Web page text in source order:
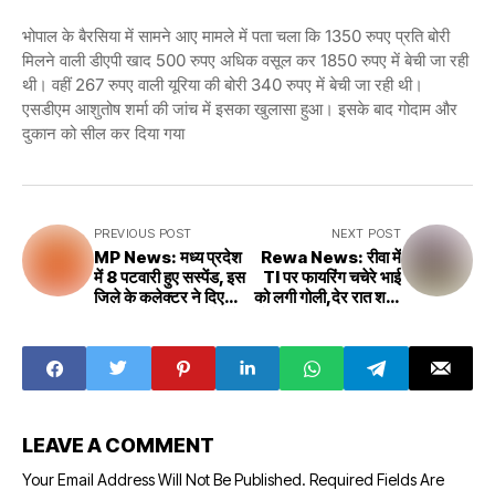
भोपाल के बैरसिया में सामने आए मामले में पता चला कि 1350 रुपए प्रति बोरी
मिलने वाली डीएपी खाद 500 रुपए अधिक वसूल कर 1850 रुपए में बेची जा रही
थी। वहीं 267 रुपए वाली यूरिया की बोरी 340 रुपए में बेची जा रही थी।
एसडीएम आशुतोष शर्मा की जांच में इसका खुलासा हुआ। इसके बाद गोदाम और
दुकान को सील कर दिया गया
PREVIOUS POST
MP News: मध्य प्रदेश
में 8 पटवारी हुए सस्पेंड, इस
जिले के कलेक्टर ने दिए
NEXT POST
Rewa News: रीवा में
TI पर फायरिंग चचेरे भाई
को लगी गोली,देर रात शहर
LEAVE A COMMENT
Your Email Address Will Not Be Published. Required Fields Are